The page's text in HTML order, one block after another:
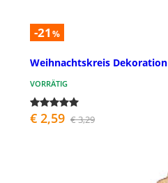
-21 %
Weihnachtskreis Dekoration
VORRÄTIG
€ 2,59 € 3,29